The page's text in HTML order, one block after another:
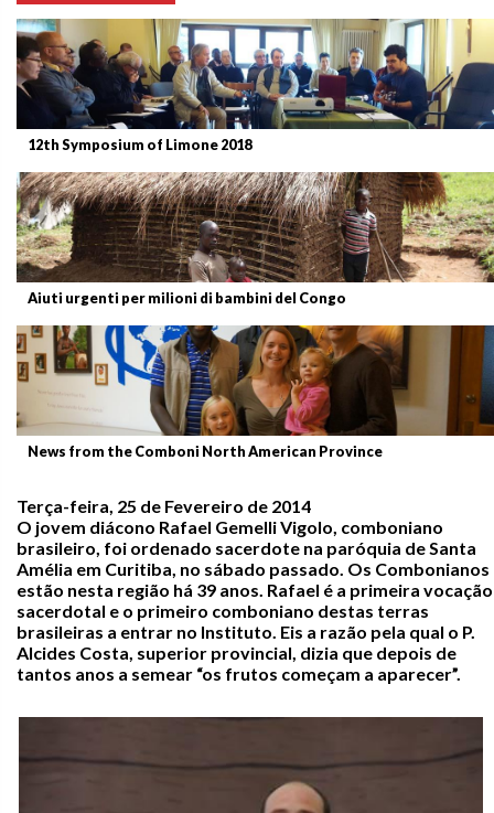
12th Symposium of Limone 2018
Aiuti urgenti per milioni di bambini del Congo
News from the Comboni North American Province
Terça-feira, 25 de Fevereiro de 2014
O jovem diácono Rafael Gemelli Vigolo, comboniano
brasileiro, foi ordenado sacerdote na paróquia de Santa
Amélia em Curitiba, no sábado passado. Os Combonianos
estão nesta região há 39 anos. Rafael é a primeira vocação
sacerdotal e o primeiro comboniano destas terras
brasileiras a entrar no Instituto. Eis a razão pela qual o P.
Alcides Costa, superior provincial, dizia que depois de
tantos anos a semear “os frutos começam a aparecer”.